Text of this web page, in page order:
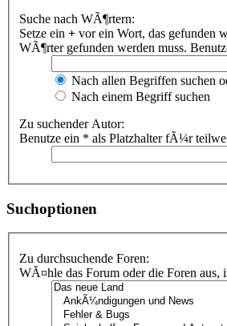
Suche nach WÃ¶rtern:
Setze ein + vor ein Wort, das gefunden
WÃ¶rter gefunden werden muss.
Nach allen Begriffen suchen
Nach einem Begriff suchen
Zu suchender Autor:
Benutze ein * als Platzhalter fÃ¼r
Suchoptionen
Zu durchsuchende Foren:
WÃ¤hle das Forum oder die Foren aus,